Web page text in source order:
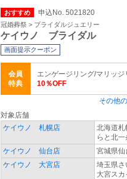
おすすめ 申込No. 5021820
冠婚葬祭 > ブライダルジュエリー
ケイウノ ブライダル
画面提示クーポン
会員
特典
エンゲージリング/マリッジ
10％OFF
その他
対象店舗
ケイウノ 札幌店
北海道札
らと北
ケイウノ 仙台店
宮城県仙
ケイウノ 大宮店
埼玉県さ
大宮ス